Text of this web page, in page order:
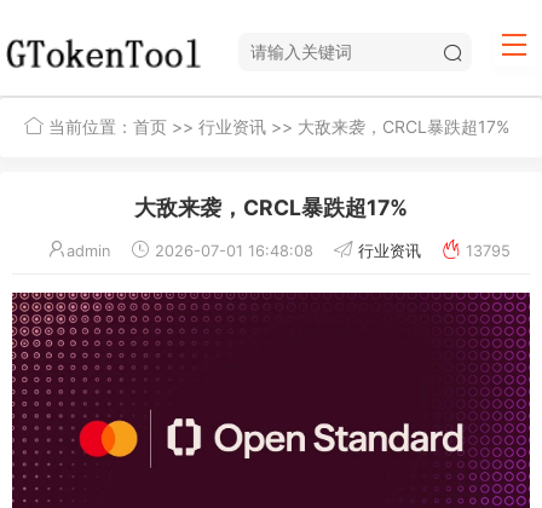
当前位置： 首页 >> 行业资讯 >> 大敌来袭，CRCL暴跌超17%
大敌来袭，CRCL暴跌超17%
admin 2026-07-01 16:48:08 行业资讯 13795